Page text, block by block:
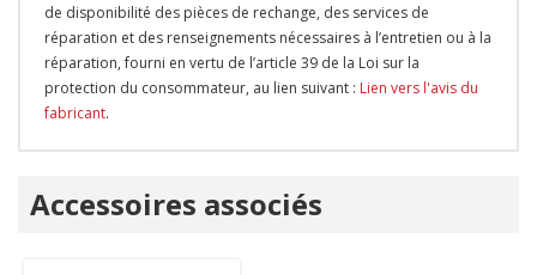
de disponibilité des pièces de rechange, des services de
réparation et des renseignements nécessaires à l’entretien ou à la
réparation, fourni en vertu de l’article 39 de la Loi sur la
protection du consommateur, au lien suivant : Lien vers l'avis du
fabricant.
personnalisé
Accessoires associés